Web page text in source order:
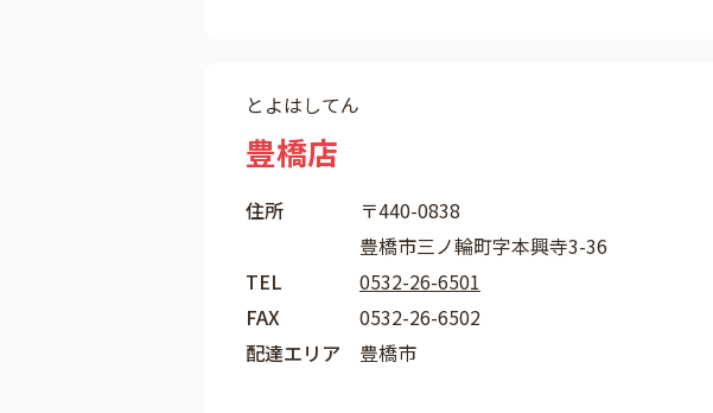
とよはしてん
豊橋店
住所
〒440-0838
豊橋市三ノ輪町字本興寺3-36
TEL
0532-26-6501
FAX
0532-26-6502
配達エリア
豊橋市